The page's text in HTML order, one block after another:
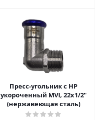
Пресс-угольник с НР
укороченный MVI, 22х1/2"
(нержавеющая сталь)